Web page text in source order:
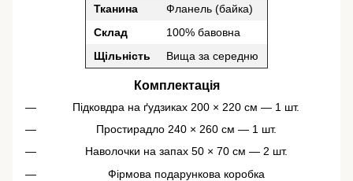
Тканина
Фланель (байка)
Склад
100% бавовна
Щільність
Вища за середню
Комплектація
Підковдра на ґудзиках 200 × 220 см — 1 шт.
Простирадло 240 × 260 см — 1 шт.
Наволочки на запах 50 × 70 см — 2 шт.
Фірмова подарункова коробка